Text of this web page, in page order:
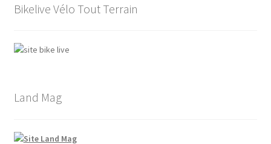
Bikelive Vélo Tout Terrain
Land Mag